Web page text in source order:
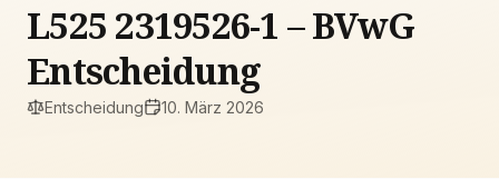
L525 2319526-1 – BVwG
Entscheidung
Entscheidung 10. März 2026